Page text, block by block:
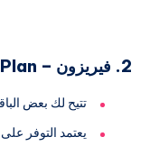
2. فيريزون – myPlan
تتيح لك بعض
يعتمد التوفر